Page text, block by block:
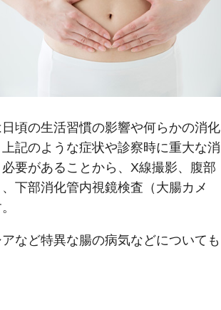
頃の生活習慣の影響や何らかの消化
記のような症状や診察時に重大な消
要があることから、X線撮影、腹部
下部消化管内視鏡検査（大腸カメ
など特異な腸の病気などについても